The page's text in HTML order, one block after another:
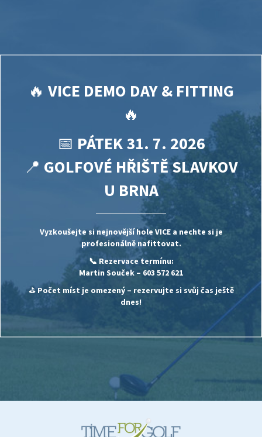
🔥 VICE DEMO DAY & FITTING
🔥
📅 PÁTEK 31. 7. 2026
📍 GOLFOVÉ HŘIŠTĚ SLAVKOV
U BRNA
Vyzkoušejte si nejnovější hole VICEa nechte si je
profesionálně nafittovat.
📞 Rezervace termínu:
Martin Souček – 603 572 621
⛳Počet míst je omezený – rezervujte si svůj čas ještě
dnes!